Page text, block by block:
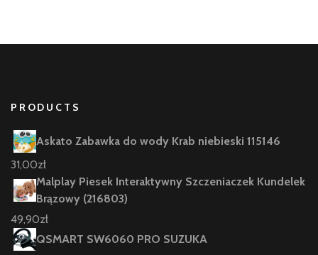
PRODUCTS
Askato Zabawka do wody Krab niebieski 115146
31,00zł
Malplay Piesek Interaktywny Szczeniaczek Kundelek
Brązowy (216803)
49,90zł
QSMART SW6060 PRO SUZUKA